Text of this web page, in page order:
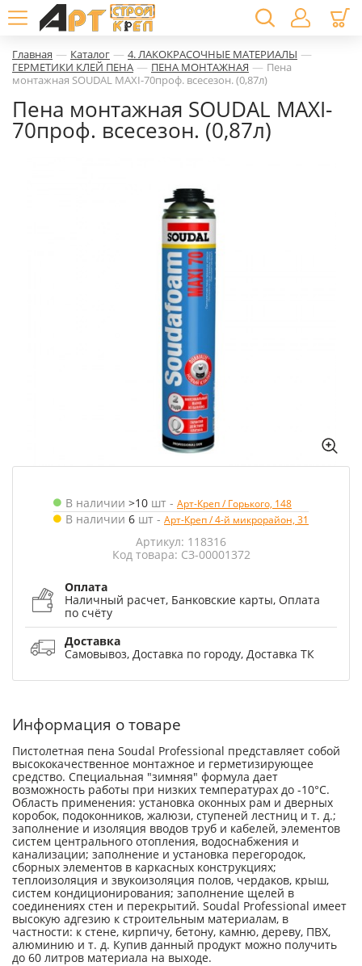
Главная — Каталог — 4. ЛАКОКРАСОЧНЫЕ МАТЕРИАЛЫ —
ГЕРМЕТИКИ КЛЕЙ ПЕНА — ПЕНА МОНТАЖНАЯ — Пена
монтажная SOUDAL MAXI-70проф. всесезон. (0,87л)
Пена монтажная SOUDAL MAXI-
70проф. всесезон. (0,87л)
В наличии >10 шт - Арт-Креп / Горького, 148
В наличии 6 шт - Арт-Креп / 4-й микрорайон, 31
Артикул: 118316
Код товара: СЗ-00001372
Оплата
Наличный расчет, Банковские карты, Оплата
по счёту
Доставка
Самовывоз, Доставка по городу, Доставка ТК
Информация о товаре
Пистолетная пена Soudal Professional представляет собой
высококачественное монтажное и герметизирующее
средство. Специальная "зимняя" формула дает
возможность работы при низких температурах до -10°C.
Область применения: установка оконных рам и дверных
коробок, подоконников, жалюзи, ступеней лестниц и т. д.;
заполнение и изоляция вводов труб и кабелей, элементов
систем центрального отопления, водоснабжения и
канализации; заполнение и установка перегородок,
сборных элементов в каркасных конструкциях;
теплоизоляция и звукоизоляция полов, чердаков, крыш,
систем кондиционирования; заполнение щелей в
соединениях стен и перекрытий. Soudal Professional имеет
высокую адгезию к строительным материалам, в
частности: к стене, кирпичу, бетону, камню, дереву, ПВХ,
алюминию и т. д. Купив данный продукт можно получить
до 60 литров материала на выходе.